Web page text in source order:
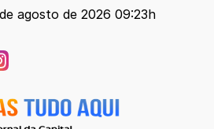
agosto de 2026 09:23h